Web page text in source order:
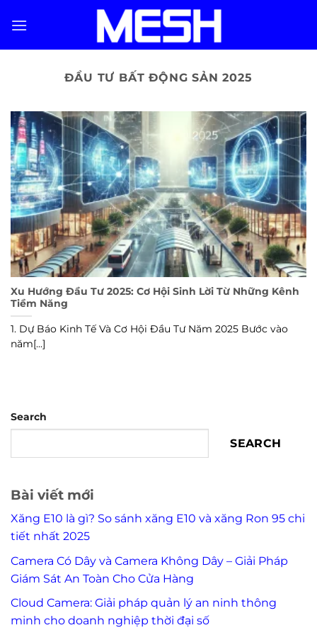
ĐẦU TƯ BẤT ĐỘNG SẢN 2025
Xu Hướng Đầu Tư 2025: Cơ Hội Sinh Lời Từ Những Kênh
Tiềm Năng
1. Dự Báo Kinh Tế Và Cơ Hội Đầu Tư Năm 2025 Bước vào
năm[...]
Search
SEARCH
Bài viết mới
Xăng E10 là gì? So sánh xăng E10 và xăng Ron 95 chi
tiết nhất 2025
Camera Có Dây và Camera Không Dây – Giải Pháp
Giám Sát An Toàn Cho Cửa Hàng
Cloud Camera: Giải pháp quản lý an ninh thông
minh cho doanh nghiệp thời đại số